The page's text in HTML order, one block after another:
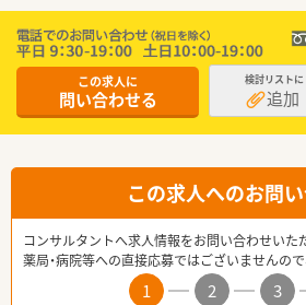
この求人に
問い合わせる
検討リストに
追加
この求人へのお問
コンサルタントへ求人情報をお問い合わせいた
薬局・病院等への直接応募ではございませんので
1 2 3